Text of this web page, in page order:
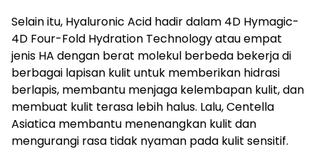
Selain itu, Hyaluronic Acid hadir dalam 4D Hymagic-
4D Four-Fold Hydration Technology atau empat
jenis HA dengan berat molekul berbeda bekerja di
berbagai lapisan kulit untuk memberikan hidrasi
berlapis, membantu menjaga kelembapan kulit, dan
membuat kulit terasa lebih halus. Lalu, Centella
Asiatica membantu menenangkan kulit dan
mengurangi rasa tidak nyaman pada kulit sensitif.